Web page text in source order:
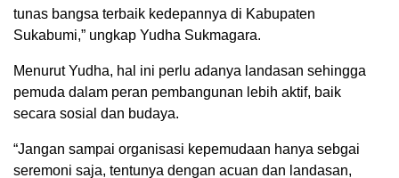
tunas bangsa terbaik kedepannya di Kabupaten
Sukabumi,” ungkap Yudha Sukmagara.
Menurut Yudha, hal ini perlu adanya landasan sehingga
pemuda dalam peran pembangunan lebih aktif, baik
secara sosial dan budaya.
“Jangan sampai organisasi kepemudaan hanya sebgai
seremoni saja, tentunya dengan acuan dan landasan,